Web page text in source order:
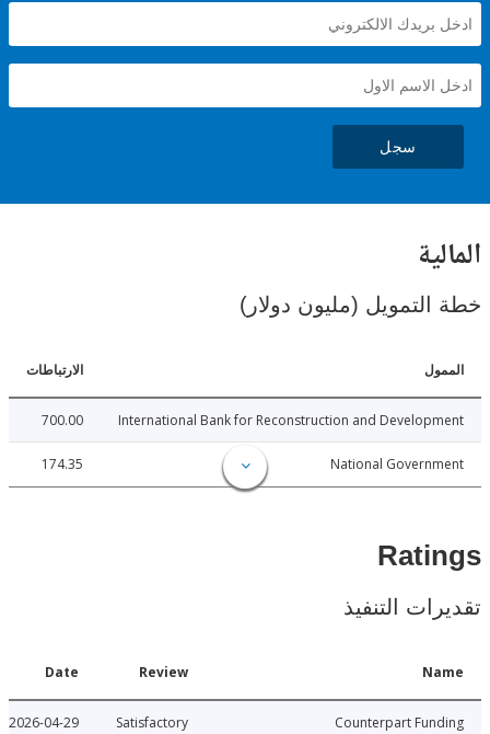
(مليون دولار)
الارتباطات
International Bank for Reconstruction and
700.00
National
التنفيذ
Counterpart
Satisfactory
2026-04-29